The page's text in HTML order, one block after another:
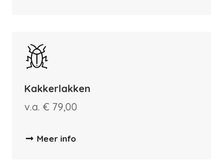
Kakkerlakken
v.a. € 79,00
Meer info